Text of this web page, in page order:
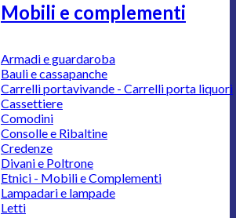
Mobili e complementi
Armadi e guardaroba
Bauli e cassapanche
Carrelli portavivande - Carrelli porta liquori
Cassettiere
Comodini
Consolle e Ribaltine
Credenze
Divani e Poltrone
Etnici - Mobili e Complementi
Lampadari e lampade
Letti